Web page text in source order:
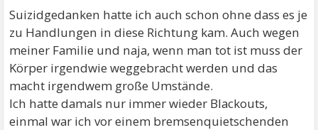
Suizidgedanken hatte ich auch schon ohne dass es je
zu Handlungen in diese Richtung kam. Auch wegen
meiner Familie und naja, wenn man tot ist muss der
Körper irgendwie weggebracht werden und das
macht irgendwem große Umstände.
Ich hatte damals nur immer wieder Blackouts,
einmal war ich vor einem bremsenquietschenden